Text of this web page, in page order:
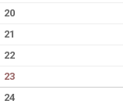
20
21
22
23
24